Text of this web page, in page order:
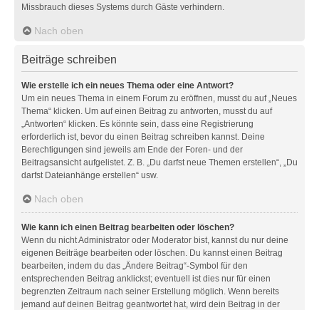
Missbrauch dieses Systems durch Gäste verhindern.
Nach oben
Beiträge schreiben
Wie erstelle ich ein neues Thema oder eine Antwort?
Um ein neues Thema in einem Forum zu eröffnen, musst du auf „Neues
Thema“ klicken. Um auf einen Beitrag zu antworten, musst du auf
„Antworten“ klicken. Es könnte sein, dass eine Registrierung
erforderlich ist, bevor du einen Beitrag schreiben kannst. Deine
Berechtigungen sind jeweils am Ende der Foren- und der
Beitragsansicht aufgelistet. Z. B. „Du darfst neue Themen erstellen“, „Du
darfst Dateianhänge erstellen“ usw.
Nach oben
Wie kann ich einen Beitrag bearbeiten oder löschen?
Wenn du nicht Administrator oder Moderator bist, kannst du nur deine
eigenen Beiträge bearbeiten oder löschen. Du kannst einen Beitrag
bearbeiten, indem du das „Ändere Beitrag“-Symbol für den
entsprechenden Beitrag anklickst; eventuell ist dies nur für einen
begrenzten Zeitraum nach seiner Erstellung möglich. Wenn bereits
jemand auf deinen Beitrag geantwortet hat, wird dein Beitrag in der